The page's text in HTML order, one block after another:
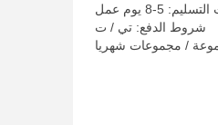
5-8 يوم عمل
شروط الدفع: تي / ت